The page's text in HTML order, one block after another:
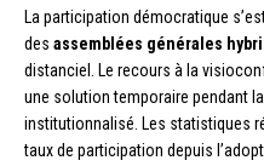
La participation démocratique
des assemblées générales
distanciel. Le recours à la
une solution temporaire pendant
institutionnalisé. Les statistiques
taux de participation depuis